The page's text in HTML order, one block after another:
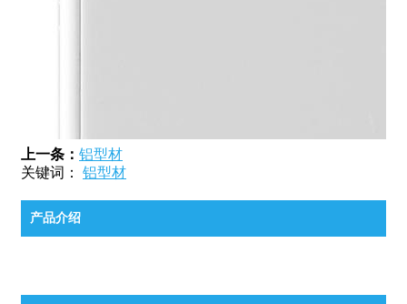
上一条： 铝型材
关键词： 铝型材
产品介绍